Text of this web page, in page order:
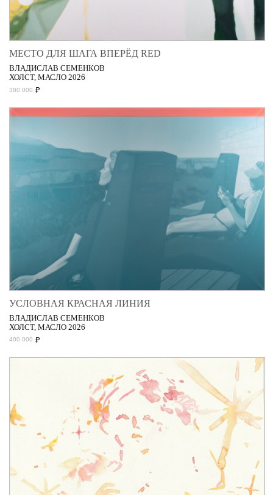
МЕСТО ДЛЯ ШАГА ВПЕРЁД RED
ВЛАДИСЛАВ СЕМЕНКОВ
ХОЛСТ, МАСЛО 2026
380 000 ₽
УСЛОВНАЯ КРАСНАЯ ЛИНИЯ
ВЛАДИСЛАВ СЕМЕНКОВ
ХОЛСТ, МАСЛО 2026
400 000 ₽